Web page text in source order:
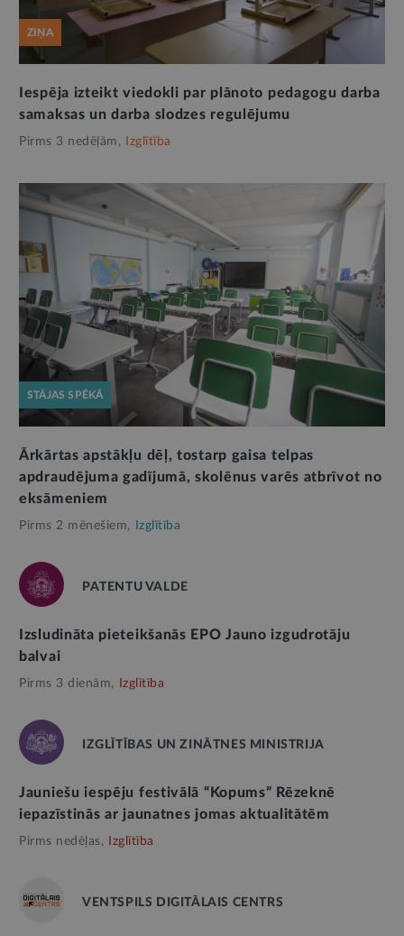
ZIŅA
Iespēja izteikt viedokli par plānoto pedagogu darba
samaksas un darba slodzes regulējumu
Pirms 3 nedēļām, Izglītība
STĀJAS SPĒKĀ
Ārkārtas apstākļu dēļ, tostarp gaisa telpas
apdraudējuma gadījumā, skolēnus varēs atbrīvot no
eksāmeniem
Pirms 2 mēnešiem, Izglītība
PATENTU VALDE
Izsludināta pieteikšanās EPO Jauno izgudrotāju
balvai
Pirms 3 dienām, Izglītība
IZGLĪTĪBAS UN ZINĀTNES MINISTRIJA
Jauniešu iespēju festivālā “Kopums” Rēzeknē
iepazīstinās ar jaunatnes jomas aktualitātēm
Pirms nedēļas, Izglītība
VENTSPILS DIGITĀLAIS CENTRS